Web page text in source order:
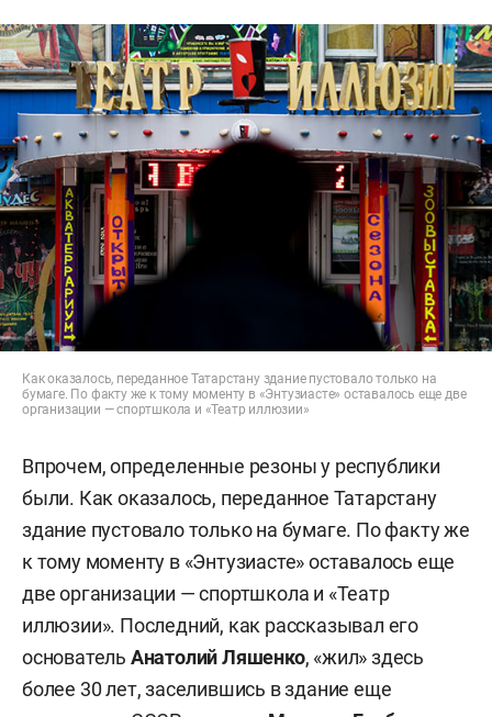
Как оказалось, переданное Татарстану здание пустовало только на
бумаге. По факту же к тому моменту в «Энтузиасте» оставалось еще две
организации — спортшкола и «Театр иллюзии»
Впрочем, определенные резоны у республики
были. Как оказалось, переданное Татарстану
здание пустовало только на бумаге. По факту же
к тому моменту в «Энтузиасте» оставалось еще
две организации — спортшкола и «Театр
иллюзии». Последний, как рассказывал его
основатель Анатолий Ляшенко, «жил» здесь
более 30 лет, заселившись в здание еще